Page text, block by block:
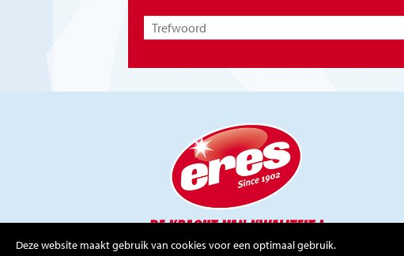
Deze website maakt gebruik van cookies voor een optimaal gebruik.